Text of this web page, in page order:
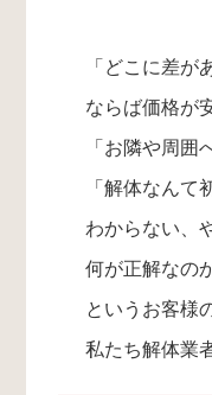
「どこに差が
ならば価格が
「お隣や周囲
「解体なんて
わからない、
何が正解なの
というお客様
私たち解体業